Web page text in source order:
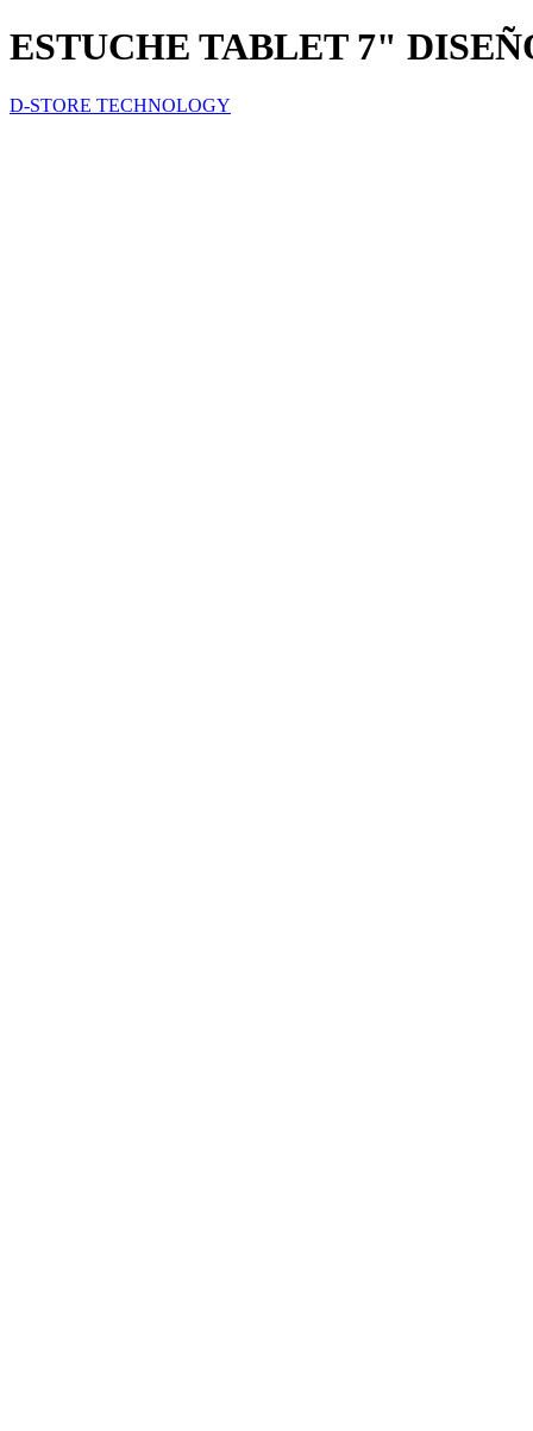
ESTUCHE TABLET 7"
D-STORE TECHNOLOGY